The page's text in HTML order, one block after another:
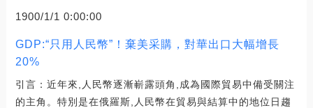
1900/1/1 0:00:00
GDP:“只用人民幣”！棄美采購，對華出口大幅增長
20%
引言：近年來,人民幣逐漸嶄露頭角,成為國際貿易中備受關注
的主角。特別是在俄羅斯,人民幣在貿易與結算中的地位日趨